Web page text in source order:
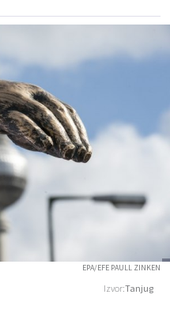
Izvor:Tanjug
EPA/EFE PAULL ZINKEN